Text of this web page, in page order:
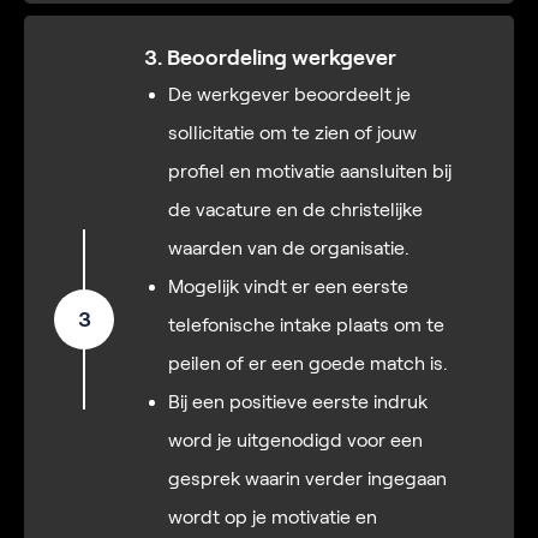
3
3. Beoordeling werkgever
De werkgever beoordeelt je
sollicitatie om te zien of jouw
profiel en motivatie aansluiten bij
de vacature en de christelijke
waarden van de organisatie.
Mogelijk vindt er een eerste
telefonische intake plaats om te
peilen of er een goede match is.
Bij een positieve eerste indruk
word je uitgenodigd voor een
gesprek waarin verder ingegaan
wordt op je motivatie en